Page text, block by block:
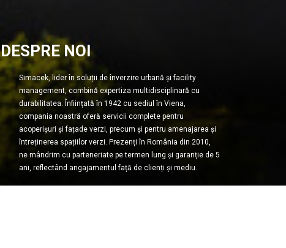
DESPRE NOI
Simacek, lider în soluții de înverzire urbană și facility
management, combină expertiza multidisciplinară cu
durabilitatea. Înființată în 1942 cu sediul în Viena,
compania noastră oferă servicii complete pentru
acoperișuri și fațade verzi, precum și pentru amenajarea și
întreținerea spațiilor verzi. Prezenți în România din 2010,
ne mândrim cu parteneriate pe termen lung și garanție de 5
ani, reflectând angajamentul față de clienți și mediu.